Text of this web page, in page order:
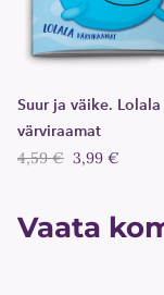
Suur ja väike. Lolala
värviraamat
4,59 € 3,99 €
Vaata